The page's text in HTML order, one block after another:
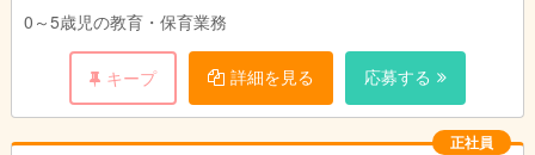
0～5歳児の教育・保育業務
キープ 詳細を見る 応募する
正社員